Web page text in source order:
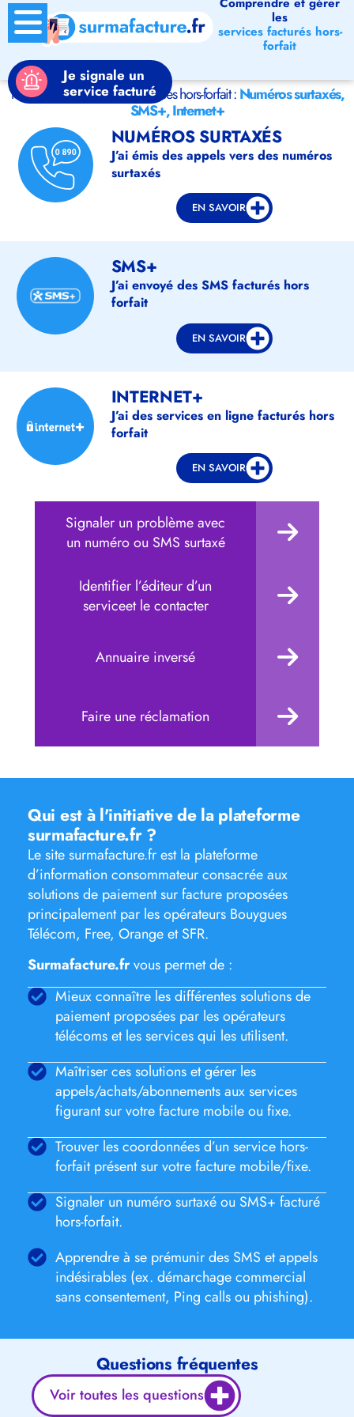
les
services facturés hors-
forfait
Je signale un
service facturé
Tout savoir ou signaler les services hors-forfait :Numéros surtaxés,
SMS+, Internet+
NUMÉROS SURTAXÉS
J’ai émis des appels vers des numéros
surtaxés
EN SAVOIR
SMS+
J’ai envoyé des SMS facturés hors
forfait
EN SAVOIR
INTERNET+
J’ai des services en ligne facturés hors
forfait
EN SAVOIR
Signaler un problème avec
un numéro ou SMS surtaxé
Identifier l’éditeur d’un
serviceet le contacter
Annuaire inversé
Faire une réclamation
Qui est à l'initiative de la plateforme
surmafacture.fr ?
Le site surmafacture.fr est la plateforme
d’information consommateur consacrée aux
solutions de paiement sur facture proposées
principalement par les opérateurs Bouygues
Télécom, Free, Orange et SFR.
Surmafacture.frvous permet de :
Mieux connaître les différentes solutions de
paiement proposées par les opérateurs
télécoms et les services qui les utilisent.
Maîtriser ces solutions et gérer les
appels/achats/abonnements aux services
figurant sur votre facture mobile ou fixe.
Trouver les coordonnées d’un service hors-
forfait présent sur votre facture mobile/fixe.
Signaler un numéro surtaxé ou SMS+ facturé
hors-forfait.
Apprendre à se prémunir des SMS et appels
indésirables (ex. démarchage commercial
sans consentement, Ping calls ou phishing).
Questions fréquentes
Voir toutes les questions